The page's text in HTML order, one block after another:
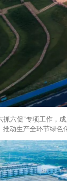
促”专项工作，
动生产全环节绿